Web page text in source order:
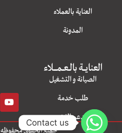
العناية بالعملاء
المدونة
العنايـــــة بالـــعــــمـــــــلاء
الصيانة و التشغيل
طلب خدمة
الدعم الفني
Y
o
u
t
جميع الحقوق محفوظه 2024
Contact us